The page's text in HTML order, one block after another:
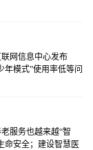
网信息中心发布
年模式”使用率低等问
年模式，但设置过此
服务也越来越“智
命安全；建设智慧医